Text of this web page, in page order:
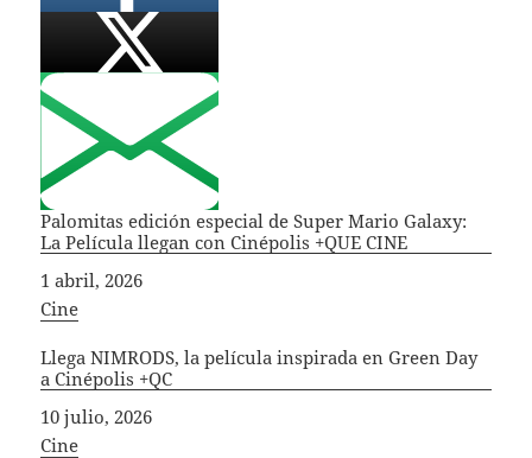
Palomitas edición especial de Super Mario Galaxy:
La Película llegan con Cinépolis +QUE CINE
Fecha
1 abril, 2026
In relation to
Cine
Llega NIMRODS, la película inspirada en Green Day
a Cinépolis +QC
Fecha
10 julio, 2026
In relation to
Cine